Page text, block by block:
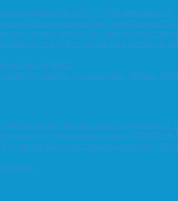
тесту – 2026 завершилася
заочного конкурсу драматичних та
огляду-конкурсу української
етапу Всеукраїнської виставки-
на НМТ
конкурсу читців-декламаторів «Живи,
конкурсу української естрадної
конкурсу патріотичної пісні
фестивалю-конкурсу